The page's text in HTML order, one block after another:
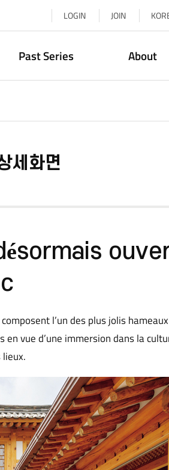
LOGIN JOIN
Past Series About
세화면
l’un des plus jolis
vue d’une immersion dans la
lieux.